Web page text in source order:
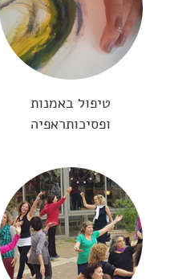
טיפול באמנות
ופסיכותראפיה